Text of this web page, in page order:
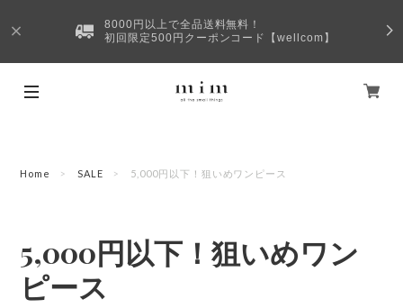
8000円以上で全品送料無料！
初回限定500円クーポンコード【wellcom】
Home SALE 5,000円以下！狙いめワンピース
5,000円以下！狙いめワン
ピース